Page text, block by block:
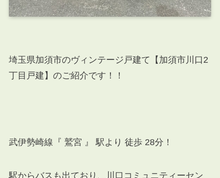
埼玉県加須市のヴィンテージ戸建て【加須市川口2
丁目戸建】のご紹介です！！
武伊勢崎線『 鷲宮 』 駅より 徒歩 28分！
駅からバスも出ており、川口コミュニティーセン